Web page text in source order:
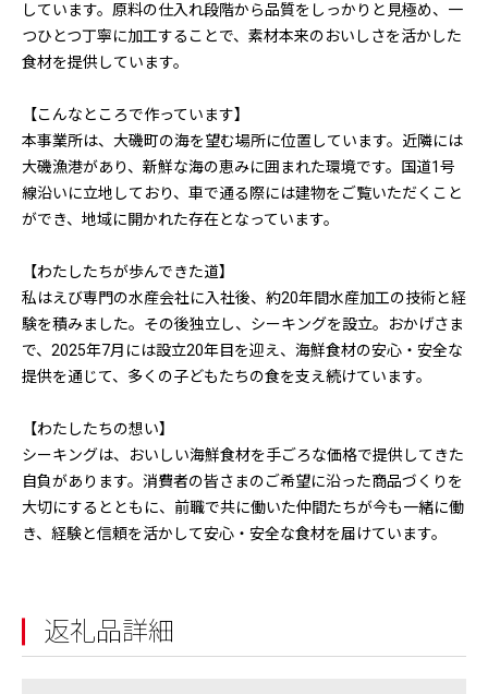
しています。原料の仕入れ段階から品質をしっかりと見極め、一
つひとつ丁寧に加工することで、素材本来のおいしさを活かした
食材を提供しています。
【こんなところで作っています】
本事業所は、大磯町の海を望む場所に位置しています。近隣には
大磯漁港があり、新鮮な海の恵みに囲まれた環境です。国道1号
線沿いに立地しており、車で通る際には建物をご覧いただくこと
ができ、地域に開かれた存在となっています。
【わたしたちが歩んできた道】
私はえび専門の水産会社に入社後、約20年間水産加工の技術と経
験を積みました。その後独立し、シーキングを設立。おかげさま
で、2025年7月には設立20年目を迎え、海鮮食材の安心・安全な
提供を通じて、多くの子どもたちの食を支え続けています。
【わたしたちの想い】
シーキングは、おいしい海鮮食材を手ごろな価格で提供してきた
自負があります。消費者の皆さまのご希望に沿った商品づくりを
大切にするとともに、前職で共に働いた仲間たちが今も一緒に働
き、経験と信頼を活かして安心・安全な食材を届けています。
返礼品詳細